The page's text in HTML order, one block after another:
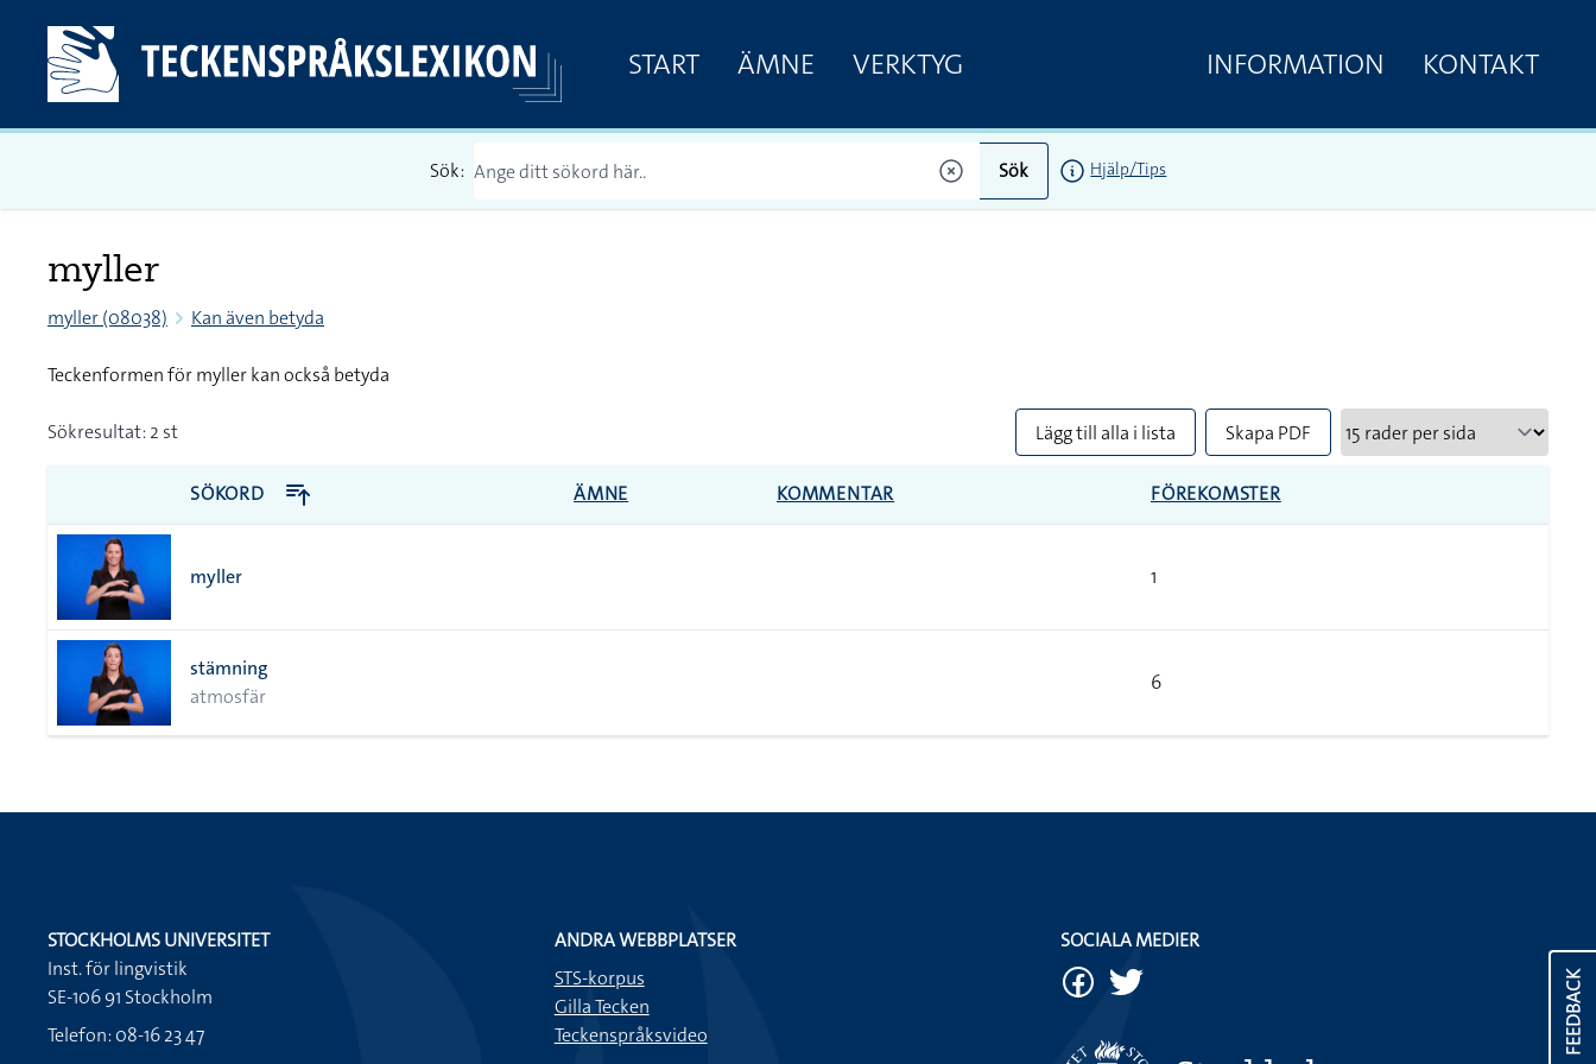
START ÄMNE VERKTYG INFORMATION KONTAKT
Sök: Sök Hjälp/Tips
myller
myller (08038) Kan även betyda
Teckenformen för myller kan också betyda
Sökresultat: 2 st Lägg till alla i lista Skapa PDF
SÖKORD ÄMNE KOMMENTAR FÖREKOMSTER
myller 1
stämning
atmosfär
6
FEEDBACK
STOCKHOLMS UNIVERSITET
Inst. för lingvistik
SE-106 91 Stockholm
Telefon: 08-16 23 47
ANDRA WEBBPLATSER
STS-korpus
Gilla Tecken
Teckenspråksvideo
SOCIALA MEDIER